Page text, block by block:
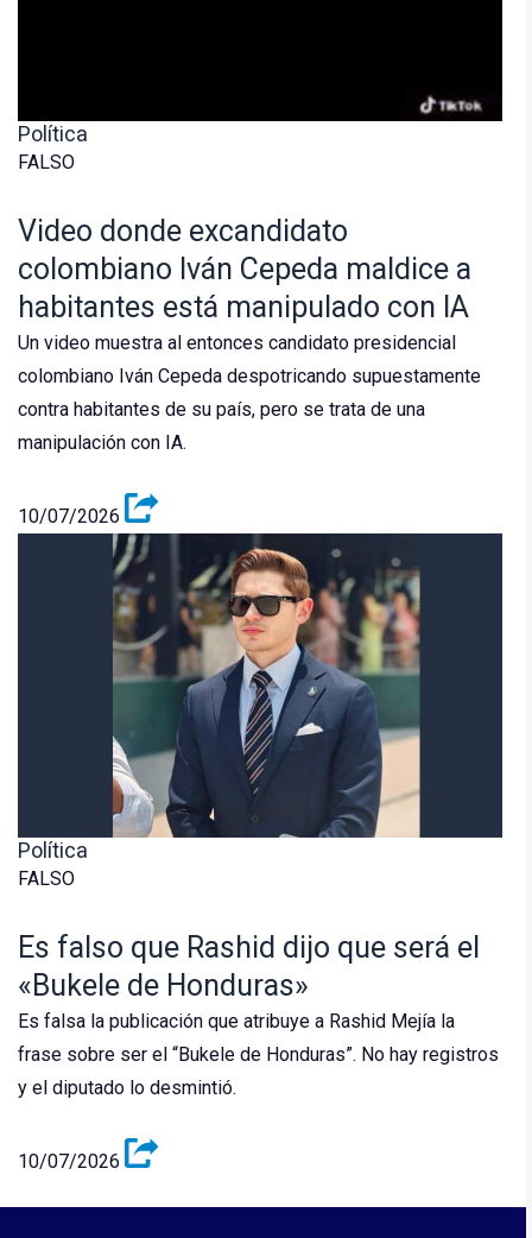
Política
FALSO
Video donde excandidato
colombiano Iván Cepeda maldice a
habitantes está manipulado con IA
Un video muestra al entonces candidato presidencial
colombiano Iván Cepeda despotricando supuestamente
contra habitantes de su país, pero se trata de una
manipulación con IA.
10/07/2026
Política
FALSO
Es falso que Rashid dijo que será el
«Bukele de Honduras»
Es falsa la publicación que atribuye a Rashid Mejía la
frase sobre ser el “Bukele de Honduras”. No hay registros
y el diputado lo desmintió.
10/07/2026